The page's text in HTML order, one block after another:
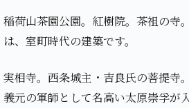
稲荷山茶園公園。紅樹院。茶祖の寺
は、室町時代の建築です。
実相寺。西条城主・吉良氏の菩提寺
義元の軍師として名高い太原崇孚が